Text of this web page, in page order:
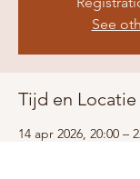
See
Tijd en Locatie
14 apr 2026, 20:00 –